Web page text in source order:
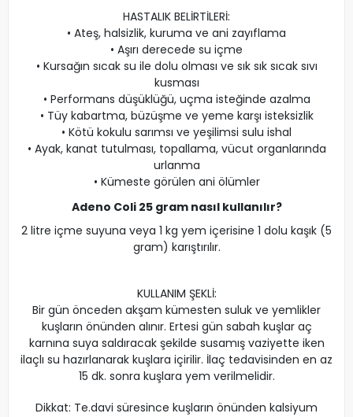
HASTALIK BELİRTİLERİ:
• Ateş, halsizlik, kuruma ve ani zayıflama
• Aşırı derecede su içme
• Kursağın sıcak su ile dolu olması ve sık sık sıcak sıvı
kusması
• Performans düşüklüğü, uçma isteğinde azalma
• Tüy kabartma, büzüşme ve yeme karşı isteksizlik
• Kötü kokulu sarımsı ve yeşilimsi sulu ishal
• Ayak, kanat tutulması, topallama, vücut organlarında
urlanma
• Kümeste görülen ani ölümler
Adeno Coli 25 gram nasıl kullanılır?
2 litre içme suyuna veya 1 kg yem içerisine 1 dolu kaşık (5
gram) karıştırılır.
KULLANIM ŞEKLİ:
Bir gün önceden akşam kümesten suluk ve yemlikler
kuşların önünden alınır. Ertesi gün sabah kuşlar aç
karnına suya saldıracak şekilde susamış vaziyette iken
ilaçlı su hazırlanarak kuşlara içirilir. İlaç tedavisinden en az
15 dk. sonra kuşlara yem verilmelidir.
Dikkat: Te.davi süresince kuşların önünden kalsiyum